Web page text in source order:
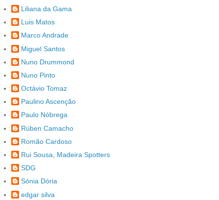
Liliana da Gama
Luis Matos
Marco Andrade
Miguel Santos
Nuno Drummond
Nuno Pinto
Octávio Tomaz
Paulino Ascenção
Paulo Nóbrega
Rúben Camacho
Romão Cardoso
Rui Sousa, Madeira Spotters
SDG
Sónia Dória
edgar silva